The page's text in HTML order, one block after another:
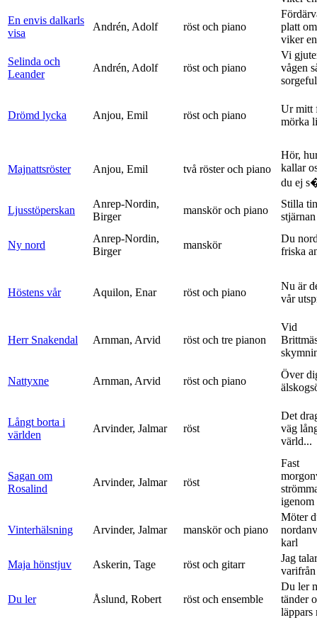
En envis dalkarls
visa
Andrén, Adolf röst och piano
platt
viker
Selinda och
Leander
Andrén, Adolf röst och piano
Vi
vågen
Drömd lycka Anjou, Emil röst och piano
Ur mitt
mörka
Majnattsröster Anjou, Emil två röster och piano
Hör,
kallar
du ej
Ljusstöperskan
Anrep-Nordin,
Birger
manskör och piano
Stilla
stjärnan
Ny nord
Anrep-Nordin,
Birger
manskör
Du
friska
Höstens vår Aquilon, Enar röst och piano
Nu är
vår
Herr Snakendal Arnman, Arvid röst och tre pianon
Vid
Nattyxne Arnman, Arvid röst och piano
Över
Långt borta i
världen
Arvinder, Jalmar röst
Det
väg
värld...
Sagan om
Rosalind
Arvinder, Jalmar röst
Fast
igenom
Vinterhälsning Arvinder, Jalmar manskör och piano
Möter
karl
Maja hönstjuv
Askerin, Tage röst och gitarr
Jag
Du ler Åslund, Robert röst och ensemble
Du ler
tänder
läppars